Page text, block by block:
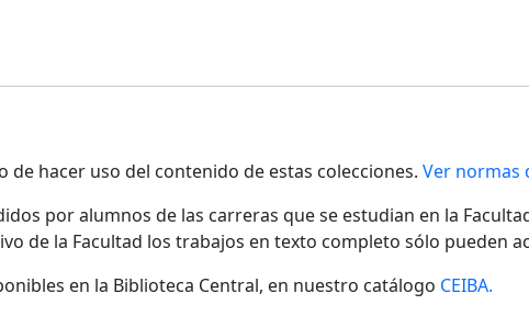
hacer uso del contenido de estas colecciones. Ver normas
por alumnos de las carreras que se estudian en la
de la Facultad los trabajos en texto completo sólo pueden
en la Biblioteca Central, en nuestro catálogo CEIBA.